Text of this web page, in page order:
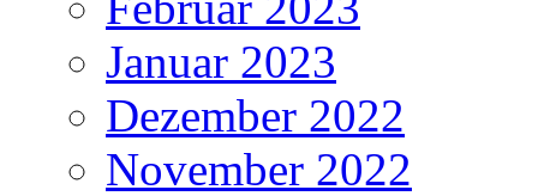
Januar 2023
Dezember 2022
November 2022